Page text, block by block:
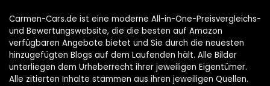
Carmen-Cars.de ist eine moderne All-in-One-Preisvergleichs-
und Bewertungswebsite, die die besten auf Amazon
verfügbaren Angebote bietet und Sie durch die neuesten
hinzugefügten Blogs auf dem Laufenden hält. Alle Bilder
unterliegen dem Urheberrecht ihrer jeweiligen Eigentümer.
Alle zitierten Inhalte stammen aus ihren jeweiligen Quellen.